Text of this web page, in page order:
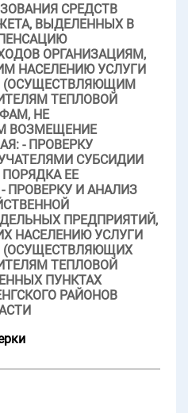
СРЕДСТВ
ВЫДЕЛЕННЫХ В
ОРГАНИЗАЦИЯМ,
НАСЕЛЕНИЮ УСЛУГИ
(ОСУЩЕСТВЛЯЮЩИМ
ТЕПЛОВОЙ
НЕ
ВОЗМЕЩЕНИЕ
- ПРОВЕРКУ
СУБСИДИИ
ЕЕ
ПРОВЕРКУ И АНАЛИЗ
ПРЕДПРИЯТИЙ,
НАСЕЛЕНИЮ УСЛУГИ
(ОСУЩЕСТВЛЯЮЩИХ
ТЕПЛОВОЙ
ПУНКТАХ
РАЙОНОВ